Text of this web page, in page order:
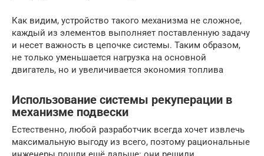
Как видим, устройство такого механизма не сложное,
каждый из элементов выполняет поставленную задачу
и несет важность в цепочке системы. Таким образом,
не только уменьшается нагрузка на основной
двигатель, но и увеличивается экономия топлива
Использование системы рекуперации в
механизме подвески
Естественно, любой разработчик всегда хочет извлечь
максимальную выгоду из всего, поэтому рациональные